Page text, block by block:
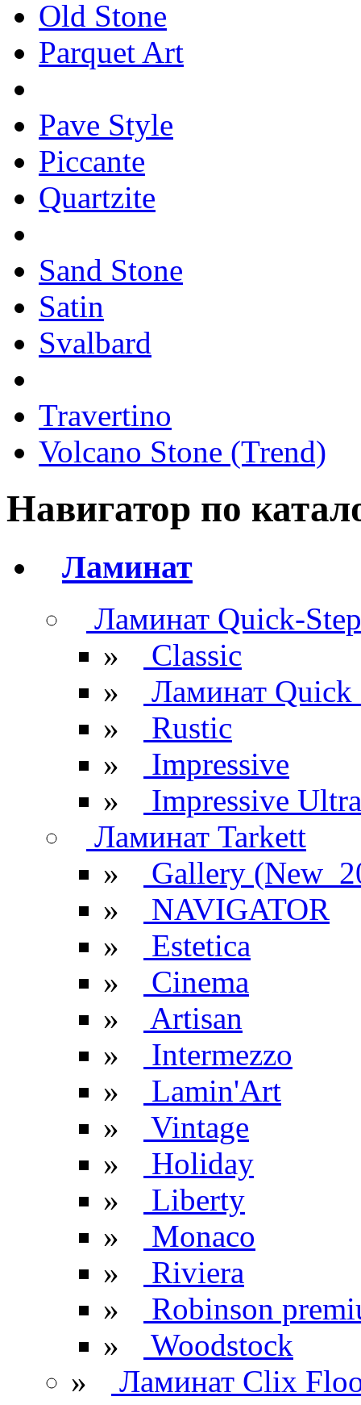
Old Stone
Parquet Art
Pave Style
Piccante
Quartzite
Sand Stone
Satin
Svalbard
Travertino
Volcano Stone (Trend)
Навигатор по
Ламинат
Ламинат Quick-Step
»
Classic
»
Ламинат Quick
»
Rustic
»
Impressive
»
Impressive Ultra
Ламинат Tarkett
»
Gallery
»
NAVIGATOR
»
Estetica
»
Cinema
»
Artisan
»
Intermezzo
»
Lamin'Art
»
Vintage
»
Holiday
»
Liberty
»
Monaco
»
Riviera
»
Robinson
»
Woodstock
»
Ламинат Clix